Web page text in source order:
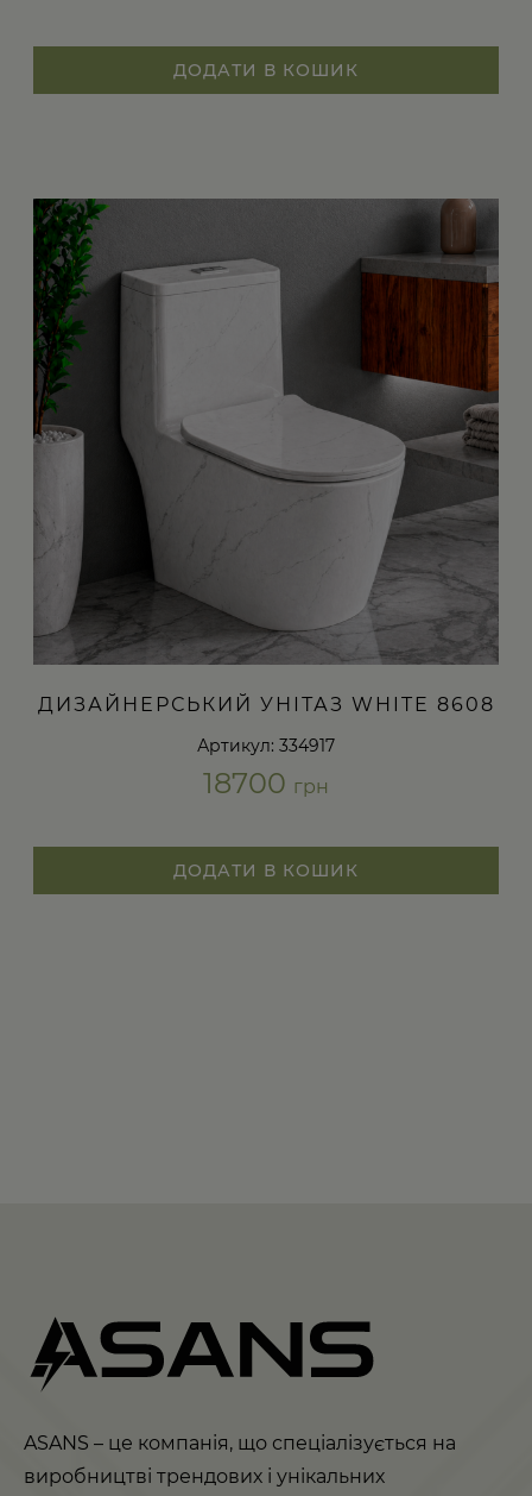
ДОДАТИ В КОШИК
ДИЗАЙНЕРСЬКИЙ УНІТАЗ WHITE 8608
Артикул: 334917
18700 грн
ДОДАТИ В КОШИК
ASANS – це компанія, що спеціалізується на
виробництві трендових і унікальних